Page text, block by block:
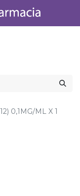
0,1MG/ML X 1